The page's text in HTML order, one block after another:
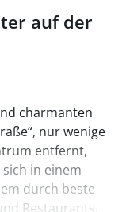
auf der
charmanten
nur wenige
entfernt,
in einem
durch beste
Restaurants,